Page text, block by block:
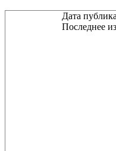
Дата
Последнее